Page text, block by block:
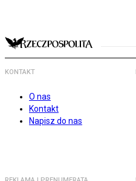
KONTAKT
O nas
Kontakt
Napisz do nas